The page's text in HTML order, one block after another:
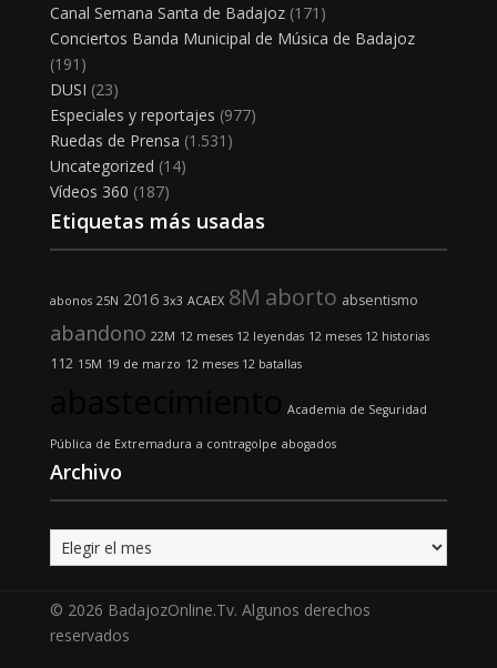
Canal Semana Santa de Badajoz(171)
Conciertos Banda Municipal de Música de Badajoz
(191)
DUSI (23)
Especiales y reportajes (977)
Ruedas de Prensa (1.531)
Uncategorized (14)
Vídeos 360 (187)
Etiquetas más usadas
abonos 25N 2016 3x3 ACAEX 8M aborto absentismo
abandono 22M 12 meses 12 leyendas 12 meses 12 historias
112 15M 19 de marzo 12 meses 12 batallas
Academia de Seguridad
Pública de Extremadura a contragolpe abogados
Archivo
Archivo
© 2026 BadajozOnline.Tv. Algunos derechos
reservados